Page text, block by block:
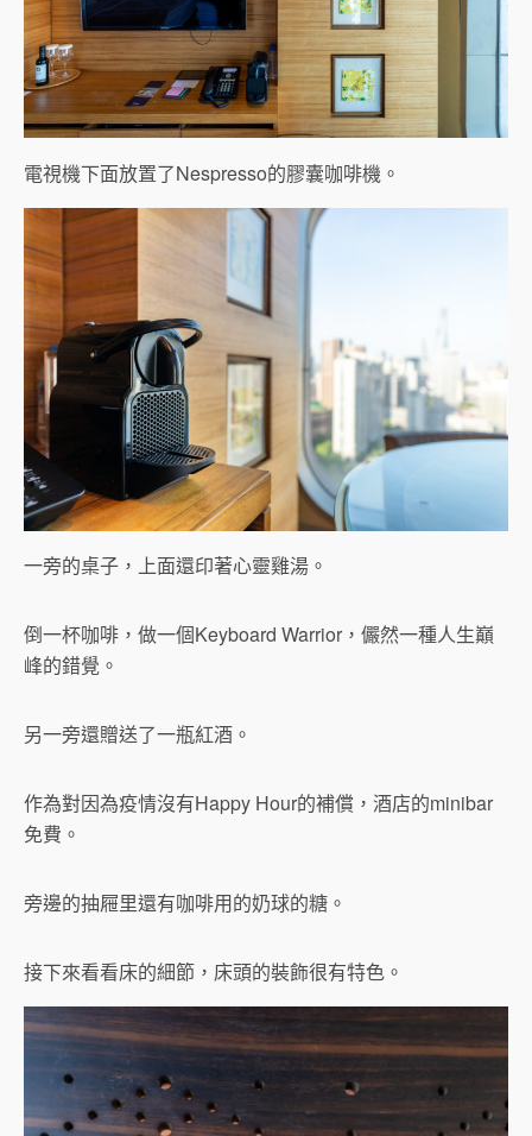
電視機下面放置了Nespresso的膠囊咖啡機。
一旁的桌子，上面還印著心靈雞湯。
倒一杯咖啡，做一個Keyboard Warrior，儼然一種人生巔
峰的錯覺。
另一旁還贈送了一瓶紅酒。
作為對因為疫情沒有Happy Hour的補償，酒店的minibar
免費。
旁邊的抽屜里還有咖啡用的奶球的糖。
接下來看看床的細節，床頭的裝飾很有特色。